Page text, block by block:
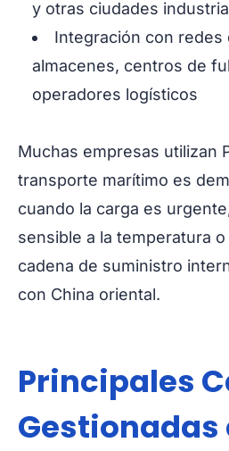
y otras ciudades
Integración con redes
almacenes, centros de
operadores logísticos
Muchas empresas utilizan
transporte marítimo es
cuando la carga es
sensible a la temperatura
cadena de suministro
con China oriental.
Principales
Gestionadas